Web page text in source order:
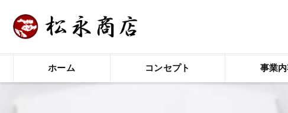
ホーム コンセプト 事業